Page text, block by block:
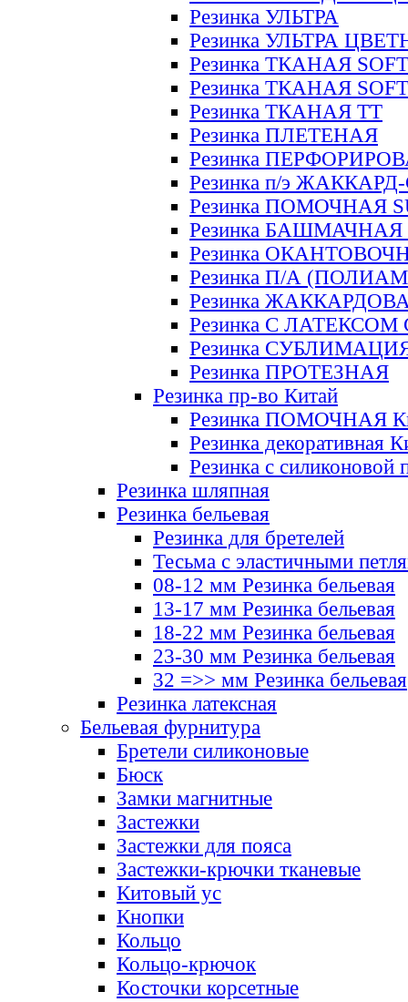
Резинка УЛЬТРА
Резинка УЛЬТРА
Резинка ТКАНАЯ SOFT
Резинка ТКАНАЯ
Резинка ТКАНАЯ ТТ
Резинка ПЛЕТЕНАЯ
Резинка
Резинка п/э
Резинка ПОМОЧНАЯ
Резинка БАШМАЧНАЯ
Резинка
Резинка П/А
Резинка
Резинка С ЛАТЕКСОМ
Резинка
Резинка ПРОТЕЗНАЯ
Резинка пр-во Китай
Резинка ПОМОЧНАЯ
Резинка декоративная
Резинка с силиконовой
Резинка шляпная
Резинка бельевая
Резинка для бретелей
Тесьма с эластичными
08-12 мм Резинка бельевая
13-17 мм Резинка бельевая
18-22 мм Резинка бельевая
23-30 мм Резинка бельевая
32 =>> мм Резинка бельевая
Резинка латексная
Бельевая фурнитура
Бретели силиконовые
Бюск
Замки магнитные
Застежки
Застежки для пояса
Застежки-крючки тканевые
Китовый ус
Кнопки
Кольцо
Кольцо-крючок
Косточки корсетные